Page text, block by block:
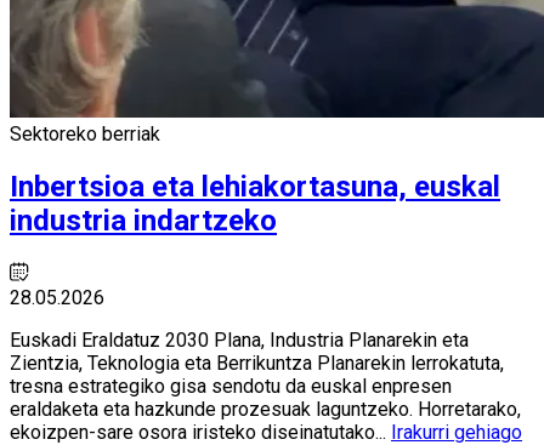
Sektoreko berriak
Inbertsioa eta lehiakortasuna, euskal
industria indartzeko
28.05.2026
Euskadi Eraldatuz 2030 Plana, Industria Planarekin eta
Zientzia, Teknologia eta Berrikuntza Planarekin lerrokatuta,
tresna estrategiko gisa sendotu da euskal enpresen
eraldaketa eta hazkunde prozesuak laguntzeko. Horretarako,
ekoizpen-sare osora iristeko diseinatutako... Irakurri gehiago